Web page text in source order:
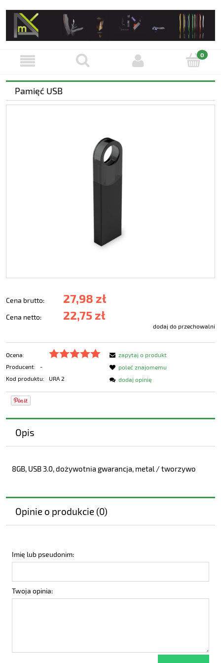
Pamięć USB
Cena brutto: 27,98 zł
Cena netto: 22,75 zł
dodaj do przechowalni
Ocena:
Producent:
-
Kod produktu:
URA 2
zapytaj o produkt
poleć znajomemu
dodaj opinię
Opis
8GB, USB 3.0, dożywotnia gwarancja, metal / tworzywo
Opinie o produkcie (0)
Imię lub pseudonim:
Twoja opinia: